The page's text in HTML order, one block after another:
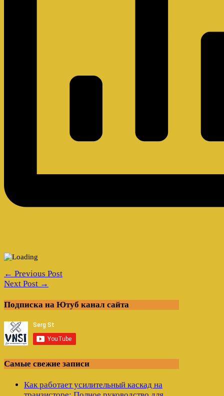
← Previous Post
Next Post →
Подписка на Ютуб канал сайта
Самые свежие записи
Как работает усилительный каскад на